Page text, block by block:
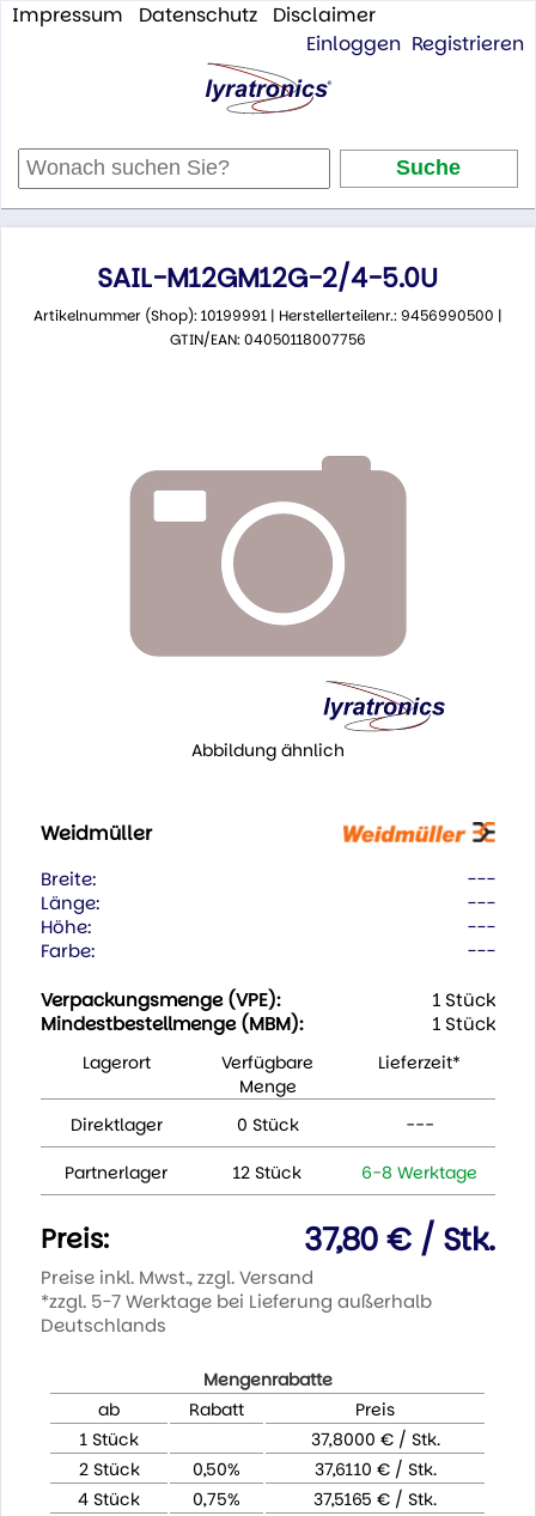
Impressum Datenschutz
Disclaimer
Einloggen Registrieren
SAIL-M12GM12G-2/4-5.0U
Artikelnummer (Shop): 10199991 | Herstellerteilenr.: 9456990500 |
GTIN/EAN: 04050118007756
Abbildung ähnlich
Weidmüller
Breite:
---
Länge:
---
Höhe:
---
Farbe:
---
Verpackungsmenge (VPE):
1 Stück
Mindestbestellmenge (MBM):
1 Stück
Lagerort
Verfügbare
Menge
Lieferzeit*
Direktlager 0 Stück ---
Partnerlager 12 Stück 6-8 Werktage
Preis: 37,80 € / Stk.
Preise inkl. Mwst., zzgl. Versand
*zzgl. 5-7 Werktage bei Lieferung außerhalb
Deutschlands
Mengenrabatte
ab
Rabatt
Preis
1 Stück
37,8000 € / Stk.
2 Stück
0,50%
37,6110 € / Stk.
4 Stück
0,75%
37,5165 € / Stk.